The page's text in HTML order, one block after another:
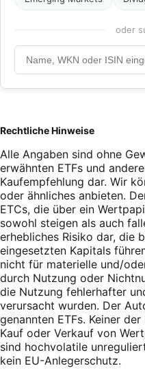
oder
Rechtliche Hinweise
Alle Angaben sind ohne
erwähnten ETFs und
Kaufempfehlung dar. Wir
oder ähnliches anbieten.
ETCs, die über ein
sowohl steigen als auch
erhebliches Risiko dar, die
eingesetzten Kapitals
nicht für materielle und/
durch Nutzung oder
die Nutzung fehlerhafter
verursacht wurden. Der
genannten ETFs. Keiner
Kauf oder Verkauf von
sind hochvolatile
kein EU-Anlegerschutz.